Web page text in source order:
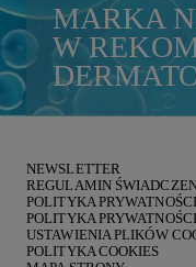
MARKA
W
NEWSLETTER
REGULAMIN
POLITYKA
POLITYKA PRYWATNOŚCI
USTAWIENIA PLIKÓW
POLITYKA COOKIES